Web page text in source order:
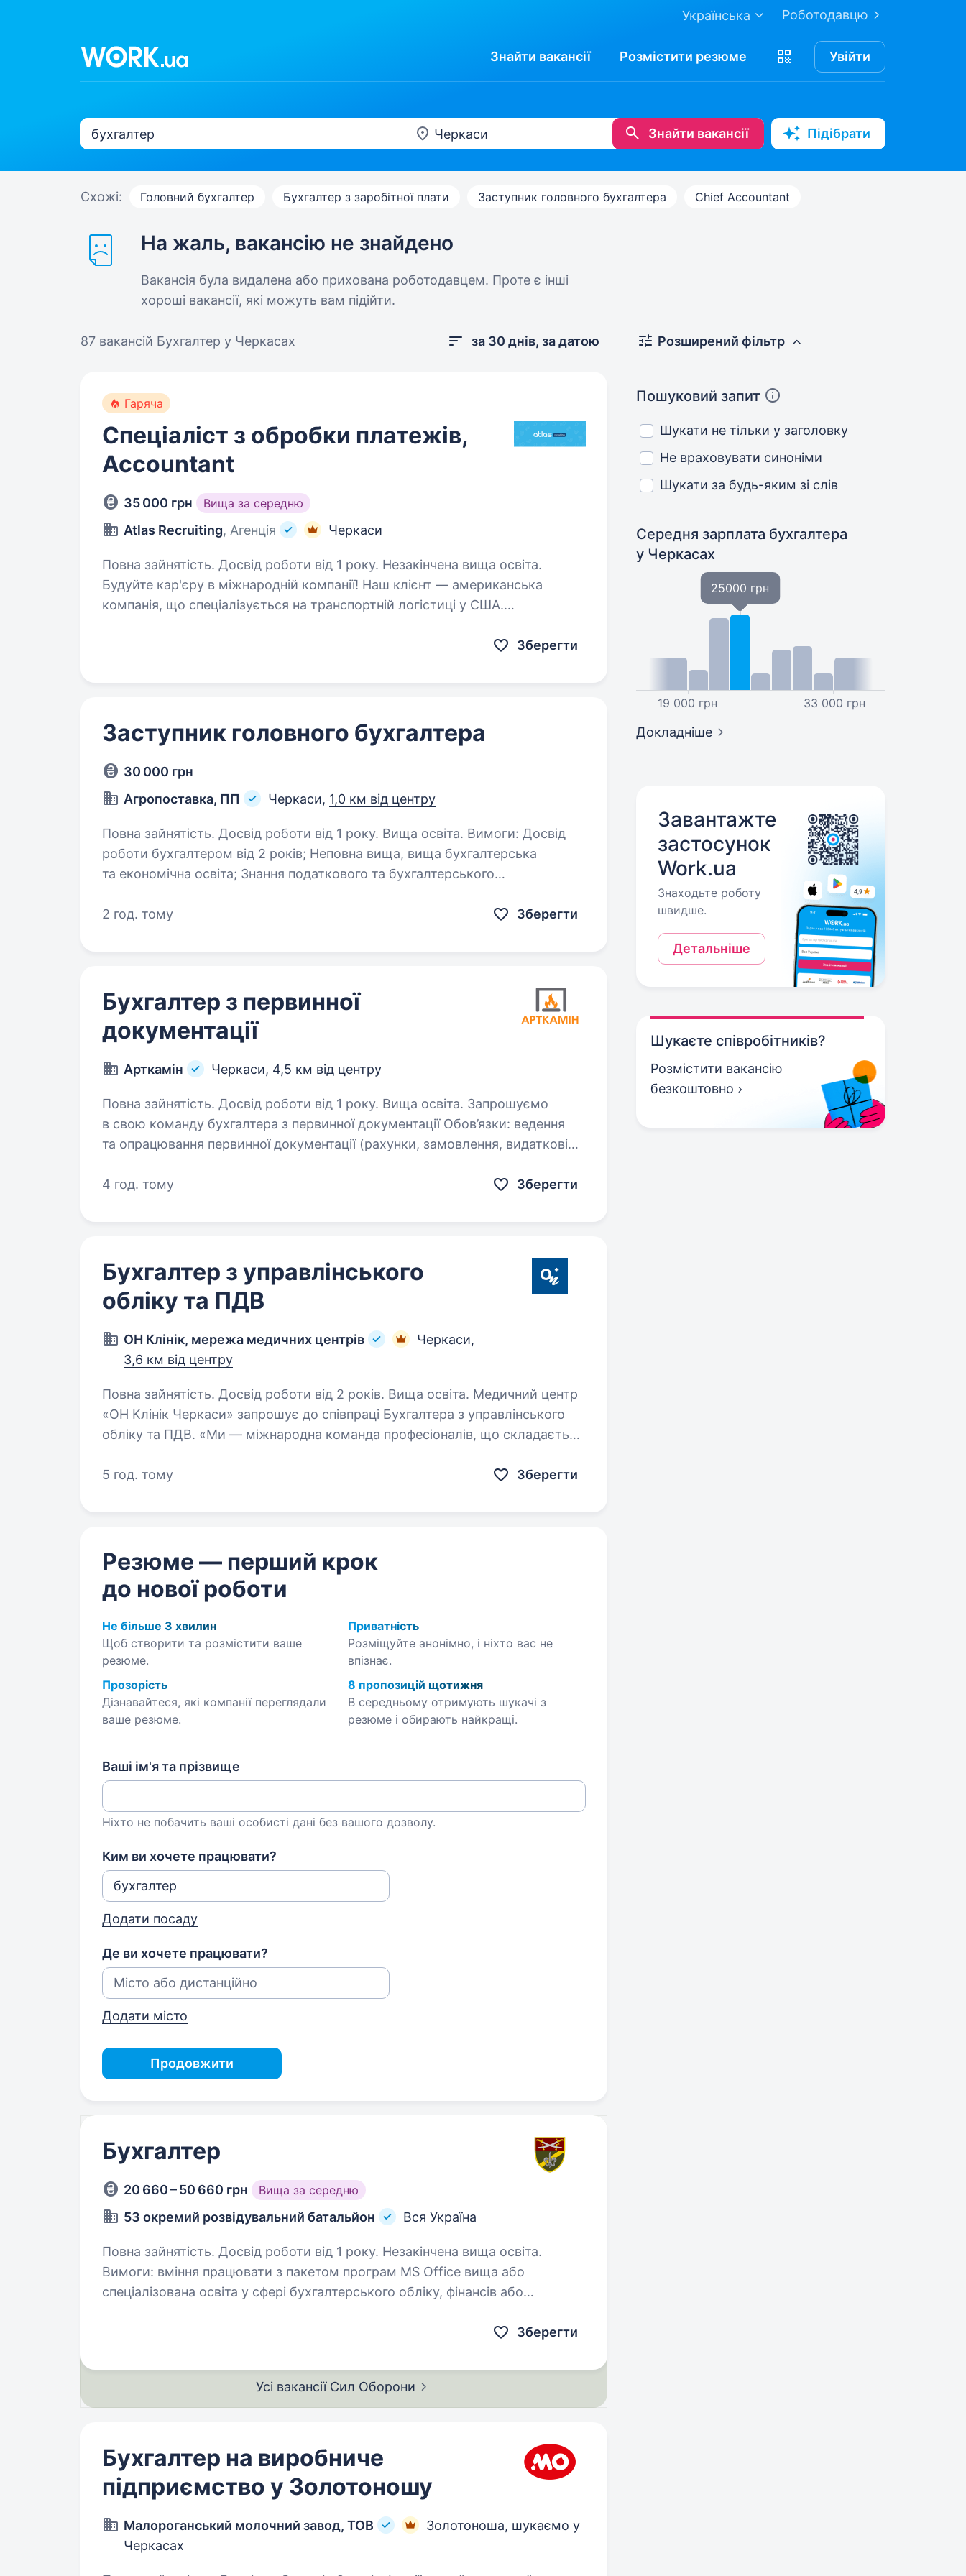
Роботодавцю
Українська
Знайти вакансії Розмістити резюме Увійти
Знайти вакансії Підібрати
Схожі: Головний бухгалтер Бухгалтер з заробітної плати Заступник головного бухгалтера Chief Accountant
На жаль, вакансію не знайдено
Вакансія була видалена або прихована роботодавцем. Проте є інші
хороші вакансії, які можуть вам підійти.
87 вакансій Бухгалтер у Черкасах за 30 днів, за датою
Гаряча
Спеціаліст з обробки платежів,
Accountant
35 000 грн Вища за середню
Atlas Recruiting, Агенція Черкаси
Повна зайнятість. Досвід роботи від 1 року. Незакінчена вища освіта.
Будуйте кар'єру в міжнародній компанії! Наш клієнт — американська
компанія, що спеціалізується на транспортній логістиці у США.
Зберегти
Заступник головного бухгалтера
30 000 грн
Агропоставка, ПП
Черкаси, 1,0 км від центру
Повна зайнятість. Досвід роботи від 1 року. Вища освіта. Вимоги: Досвід
роботи бухгалтером від 2 років; Неповна вища, вища бухгалтерська
та економічна освіта; Знання податкового та бухгалтерського
2 год. тому
Зберегти
Бухгалтер з первинної
документації
Арткамін Черкаси, 4,5 км від центру
Повна зайнятість. Досвід роботи від 1 року. Вища освіта. Запрошуємо
в свою команду бухгалтера з первинної документації Обов’язки: ведення
та опрацювання первинної документації (рахунки, замовлення, видаткові
4 год. тому
Зберегти
Бухгалтер з управлінського
обліку та ПДВ
ОН Клінік, мережа медичних центрів
Черкаси,
3,6 км від центру
Повна зайнятість. Досвід роботи від 2 років. Вища освіта. Медичний центр
«ОН Клінік Черкаси» запрошує до співпраці Бухгалтера з управлінського
обліку та ПДВ. «Ми — міжнародна команда професіоналів, що складається
5 год. тому
Зберегти
Резюме — перший крок
до нової роботи
Не більше 3 хвилин
Щоб створити та розмістити ваше
резюме.
Приватність
Розміщуйте анонімно, і ніхто вас не
впізнає.
Прозорість
Дізнавайтеся, які компанії переглядали
ваше резюме.
8 пропозицій щотижня
В середньому отримують шукачі з
резюме і обирають найкращі.
Ваші ім'я та прізвище
Ніхто не побачить ваші особисті дані без вашого дозволу.
Ким ви хочете працювати?
Додати посаду
Де ви хочете працювати?
Додати місто
Продовжити
Бухгалтер
20 660 – 50 660 грн Вища за середню
53 окремий розвідувальний батальйон Вся Україна
Повна зайнятість. Досвід роботи від 1 року. Незакінчена вища освіта.
Вимоги: вміння працювати з пакетом програм MS Office вища або
спеціалізована освіта у сфері бухгалтерського обліку, фінансів або
Зберегти
Усі вакансії Сил Оборони
Бухгалтер на виробниче
підприємство у Золотоношу
Малороганський молочний завод, ТОВ
Золотоноша, шукаємо у
Черкасах
Розширений фільтр
Пошуковий запит
Шукати не тільки у заголовку
Не враховувати синоніми
Шукати за будь-яким зі слів
Середня зарплата бухгалтера
у Черкасах
19 000 грн
25000 грн
33 000 грн
Докладніше
Завантажте
застосунок
Work.ua
Знаходьте роботу
швидше.
Детальніше
Шукаєте співробітників?
Розмістити вакансію
безкоштовно